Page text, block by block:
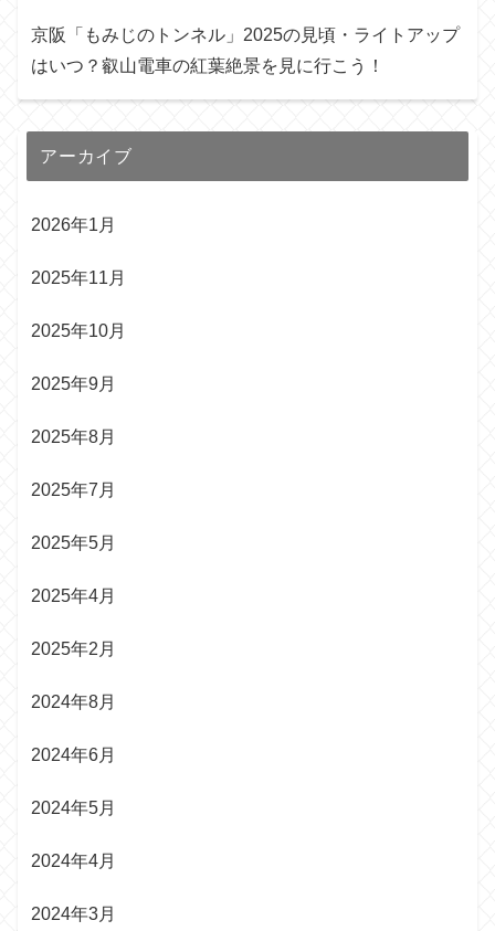
京阪「もみじのトンネル」2025の見頃・ライトアップ
はいつ？叡山電車の紅葉絶景を見に行こう！
アーカイブ
2026年1月
2025年11月
2025年10月
2025年9月
2025年8月
2025年7月
2025年5月
2025年4月
2025年2月
2024年8月
2024年6月
2024年5月
2024年4月
2024年3月